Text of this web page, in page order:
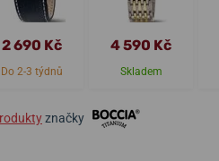
2 690 Kč
Do 2-3 týdnů
4 590 Kč
Skladem
značky